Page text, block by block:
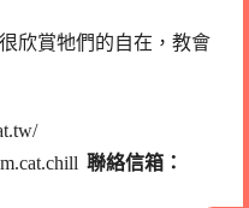
很欣賞牠們的自在，教會
聯絡信箱：